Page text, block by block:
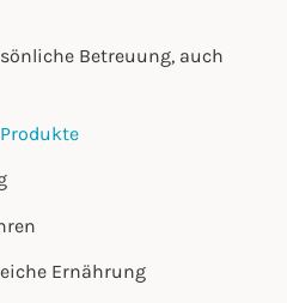
Betreuung, auch
Ernährung